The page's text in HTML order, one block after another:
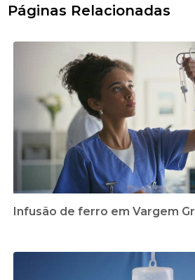
Páginas Relacionadas
Infusão de ferro em Vargem